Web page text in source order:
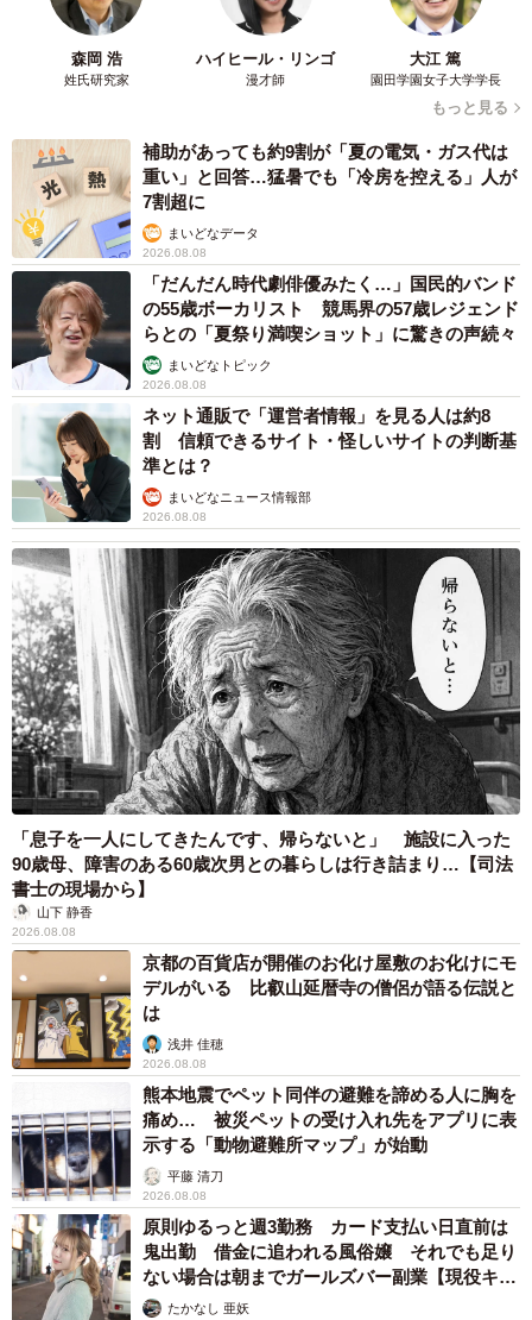
このボランティアさんたちを裏切らないためにも、長明く
んを見つけ出さなければ。新幸さんは作戦を変えることに
しました。自宅近くの地域猫ボランティアさんの力を借り
ることにしたのです。
幸せにしたい猫
さすが地域猫ボランティアさん、すぐ長明くんと思しき黒
猫の情報を知らせてくれました。捕獲機も貸してくれると
のこと。しかし、捕獲する前にボランティアさんは新幸さ
んに確認したいことがあると言うのです。それは、
「捕獲機の中の猫が、長明くんじゃなくても飼えます
か？」
新幸さんはドキッとしました。違ったからといって、また
お外に出してしまったら不幸な猫を生み出してしまう。で
も、長明くんでなかったら意味がない…。けれど、そもそ
も長明くんも、不憫な生活から救い出したい一心で迎えた
はず。
森岡 浩
姓氏研究家
ハイヒール・リンゴ
漫才師
大江 篤
園田学園女子大学学長
もっと見る
補助があっても約9割が「夏の電気・ガス代は
重い」と回答…猛暑でも「冷房を控える」人が
7割超に
まいどなデータ
2026.08.08
「だんだん時代劇俳優みたく…」国民的バンド
の55歳ボーカリスト 競馬界の57歳レジェンド
らとの「夏祭り満喫ショット」に驚きの声続々
まいどなトピック
2026.08.08
ネット通販で「運営者情報」を見る人は約8
割 信頼できるサイト・怪しいサイトの判断基
準とは？
まいどなニュース情報部
2026.08.08
「息子を一人にしてきたんです、帰らないと」 施設に入った
90歳母、障害のある60歳次男との暮らしは行き詰まり…【司法
書士の現場から】
山下 静香
2026.08.08
京都の百貨店が開催のお化け屋敷のお化けにモ
デルがいる 比叡山延暦寺の僧侶が語る伝説と
は
浅井 佳穂
2026.08.08
熊本地震でペット同伴の避難を諦める人に胸を
痛め… 被災ペットの受け入れ先をアプリに表
示する「動物避難所マップ」が始動
平藤 清刀
2026.08.08
原則ゆるっと週3勤務 カード支払い日直前は
鬼出勤 借金に追われる風俗嬢 それでも足り
ない場合は朝までガールズバー副業【現役キャ
ストに取材】
たかなし 亜妖